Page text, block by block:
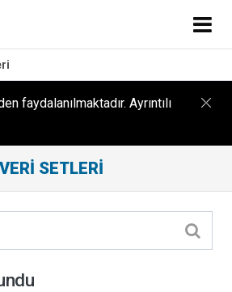
faydalanılmaktadır. Ayrıntılı
VERI SETLERI